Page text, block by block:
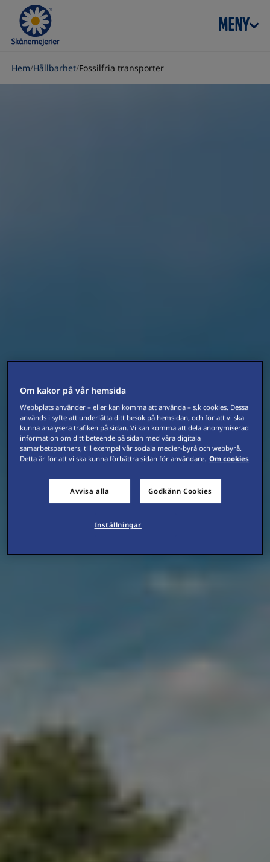
Skip to content
MENY
Hem/Hållbarhet/Fossilfria transporter
Om kakor på vår hemsida
Webbplats använder – eller kan komma att använda – s.k cookies. Dessa
används i syfte att underlätta ditt besök på hemsidan, och för att vi ska
kunna analysera trafiken på sidan. Vi kan komma att dela anonymiserad
information om ditt beteende på sidan med våra digitala
samarbetspartners, till exempel vår sociala medier-byrå och webbyrå.
Detta är för att vi ska kunna förbättra sidan för användare. Om cookies
Avvisa alla Godkänn Cookies
Inställningar